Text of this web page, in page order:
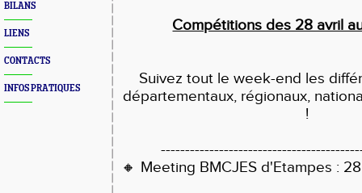
BILANS
LIENS
CONTACTS
INFOS PRATIQUES
Compétitions des 28 avril
Suivez tout le week-end les
départementaux, régionaux,
!
🔸 Meeting BMCJES d'Etampes :